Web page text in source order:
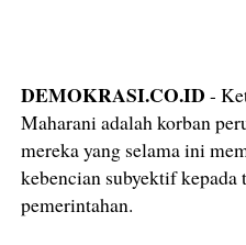
DEMOKRASI.CO.ID -
Maharani adalah korban
mereka yang selama ini
kebencian subyektif
pemerintahan.